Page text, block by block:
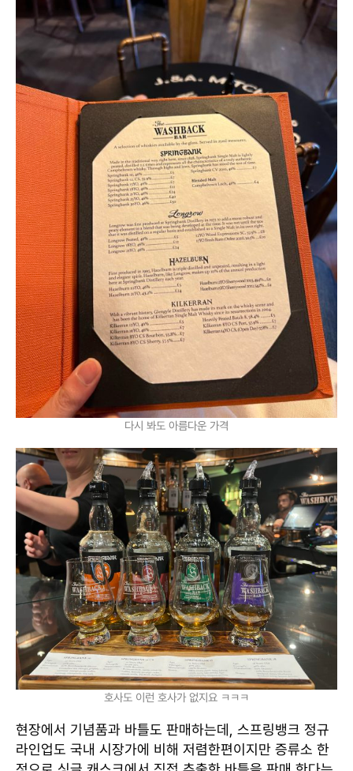
다시 봐도 아름다운 가격
호사도 이런 호사가 없지요 ㅋㅋㅋ
현장에서 기념품과 바틀도 판매하는데, 스프링뱅크 정규
라인업도 국내 시장가에 비해 저렴한편이지만 증류소 한